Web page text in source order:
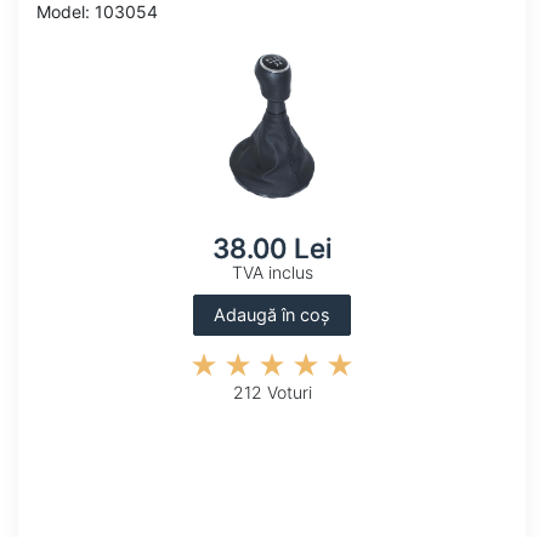
Model: 103054
38.00 Lei
TVA inclus
Adaugă în coș
212 Voturi